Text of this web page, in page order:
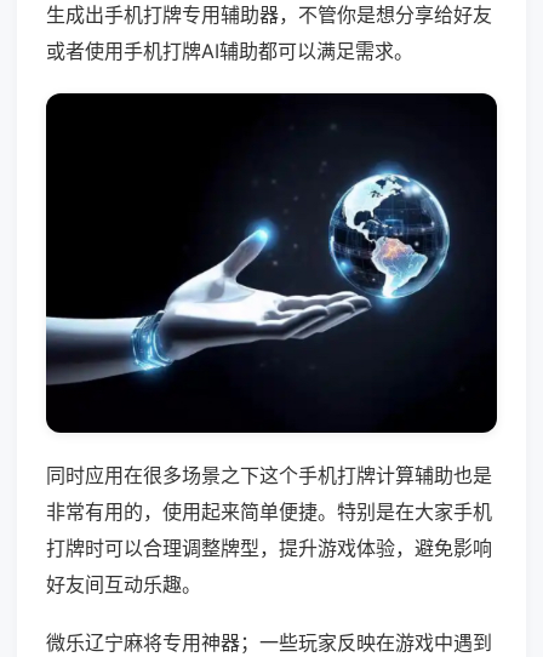
生成出手机打牌专用辅助器，不管你是想分享给好友
或者使用手机打牌AI辅助都可以满足需求。
同时应用在很多场景之下这个手机打牌计算辅助也是
非常有用的，使用起来简单便捷。特别是在大家手机
打牌时可以合理调整牌型，提升游戏体验，避免影响
好友间互动乐趣。
微乐辽宁麻将专用神器；一些玩家反映在游戏中遇到